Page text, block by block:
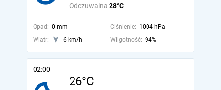
Odczuwalna 28°C
Opad: 0 mm Ciśnienie: 1004 hPa
Wiatr:
6 km/h Wilgotność: 94%
02:00
26°C